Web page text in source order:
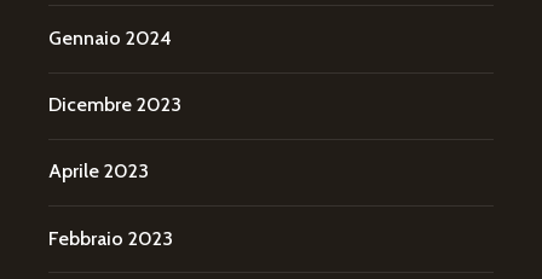
Gennaio 2024
Dicembre 2023
Aprile 2023
Febbraio 2023